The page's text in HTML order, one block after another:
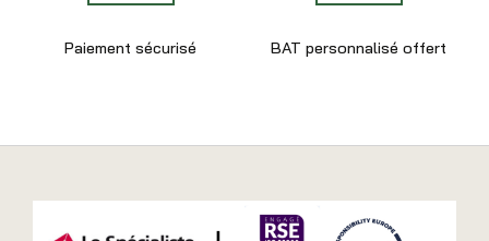
Paiement sécurisé BAT personnalisé offert